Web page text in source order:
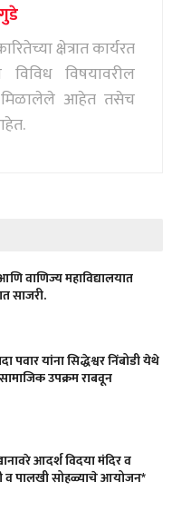
क्षेत्रात कार्यरत
विविध विषयावरील
मिळालेले आहेत तसेच
वाणिज्य महाविद्यालयात
साजरी.
पवार यांना सिद्धेश्वर निंबोडी येथे
उपक्रम राबवून
आदर्श विदया मंदिर व
व पालखी सोहळ्याचे आयोजन*